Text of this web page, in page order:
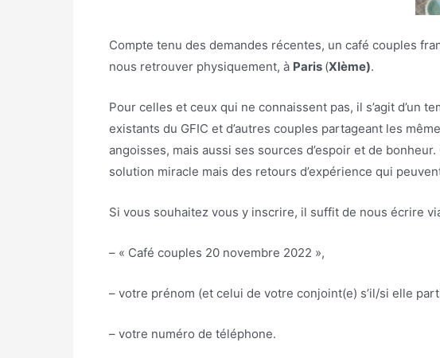
Compte tenu des demandes récentes, un café couples
nous retrouver physiquement, à Paris (XIème).
Pour celles et ceux qui ne connaissent pas, il s’agit d’un
existants du GFIC et d’autres couples partageant les
angoisses, mais aussi ses sources d’espoir et de
solution miracle mais des retours d’expérience qui
Si vous souhaitez vous y inscrire, il suffit de nous écrire
– « Café couples 20 novembre 2022 »,
– votre prénom (et celui de votre conjoint(e) s’il/si elle
– votre numéro de téléphone.